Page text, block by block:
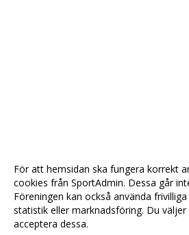
För att hemsidan ska fungera korrekt
cookies från SportAdmin. Dessa går
Föreningen kan också använda
statistik eller marknadsföring. Du
acceptera dessa.